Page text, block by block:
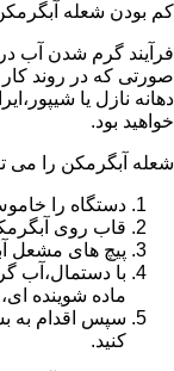
کم بودن شعله
فرآیند گرم شدن آب
صورتی که در روند
دهانه نازل یا
خواهید بود.
شعله آبگرمکن را می
دستگاه را
قاب روی
پیچ های مشعل
با دستمال،آب
ماده شوینده
سپس اقدام به
کنید.